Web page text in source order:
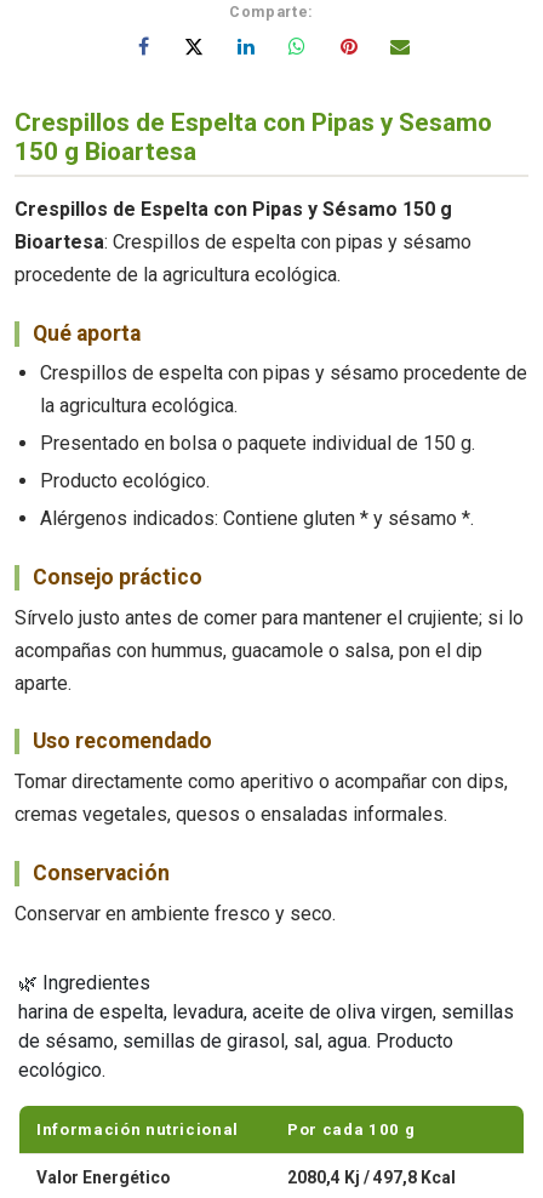
Comparte:
Crespillos de Espelta con Pipas y Sesamo
150 g Bioartesa
Crespillos de Espelta con Pipas y Sésamo 150 g
Bioartesa: Crespillos de espelta con pipas y sésamo
procedente de la agricultura ecológica.
Qué aporta
Crespillos de espelta con pipas y sésamo procedente de
la agricultura ecológica.
Presentado en bolsa o paquete individual de 150 g.
Producto ecológico.
Alérgenos indicados: Contiene gluten * y sésamo *.
Consejo práctico
Sírvelo justo antes de comer para mantener el crujiente; si lo
acompañas con hummus, guacamole o salsa, pon el dip
aparte.
Uso recomendado
Tomar directamente como aperitivo o acompañar con dips,
cremas vegetales, quesos o ensaladas informales.
Conservación
Conservar en ambiente fresco y seco.
🌿 Ingredientes
harina de espelta, levadura, aceite de oliva virgen, semillas
de sésamo, semillas de girasol, sal, agua. Producto
ecológico.
Información nutricional Por cada 100 g
Valor Energético 2080,4 Kj / 497,8 Kcal